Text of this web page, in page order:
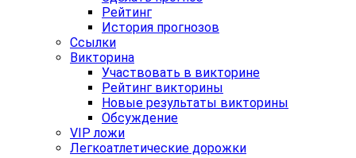
Рейтинг
История прогнозов
Ссылки
Викторина
Участвовать в викторине
Рейтинг викторины
Новые результаты викторины
Обсуждение
VIP ложи
Легкоатлетические дорожки